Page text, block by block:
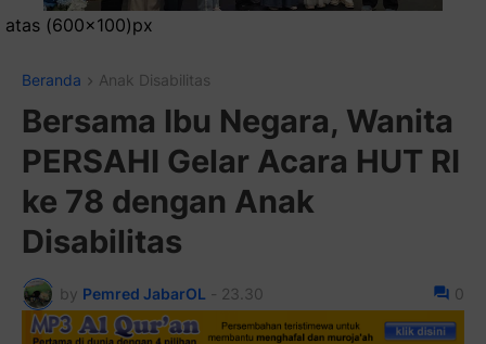
Beranda Anak Disabilitas
Bersama Ibu Negara, Wanita
PERSAHI Gelar Acara HUT RI
ke 78 dengan Anak
Disabilitas
by Pemred JabarOL - 23.30 0